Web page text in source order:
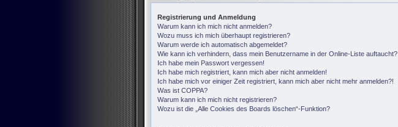
Registrierung und Anmeldung
Warum kann ich mich nicht anmelden?
Wozu muss ich mich überhaupt registrieren?
Warum werde ich automatisch abgemeldet?
Wie kann ich verhindern, dass mein Benutzername in der Online-Liste auftaucht?
Ich habe mein Passwort vergessen!
Ich habe mich registriert, kann mich aber nicht anmelden!
Ich habe mich vor einiger Zeit registriert, kann mich aber nicht mehr anmelden?!
Was ist COPPA?
Warum kann ich mich nicht registrieren?
Wozu ist die „Alle Cookies des Boards löschen“-Funktion?